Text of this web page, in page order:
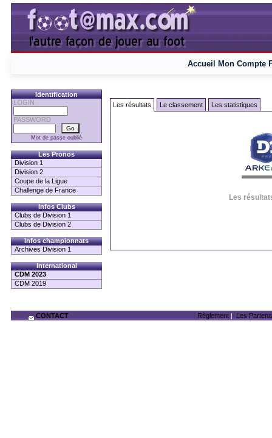
Accueil Mon Compte
Identification
LOGIN
PASSWORD
Mot de passe oublié
Les Pronos
Division 1
Division 2
Coupe de la Ligue
Challenge de France
Infos Clubs
Clubs de Division 1
Clubs de Division 2
Infos championnats
Archives Division 1
International
CDM 2023
CDM 2019
Les résultats Le classement Les statistiques
Les
CONTACT Règlement| Les